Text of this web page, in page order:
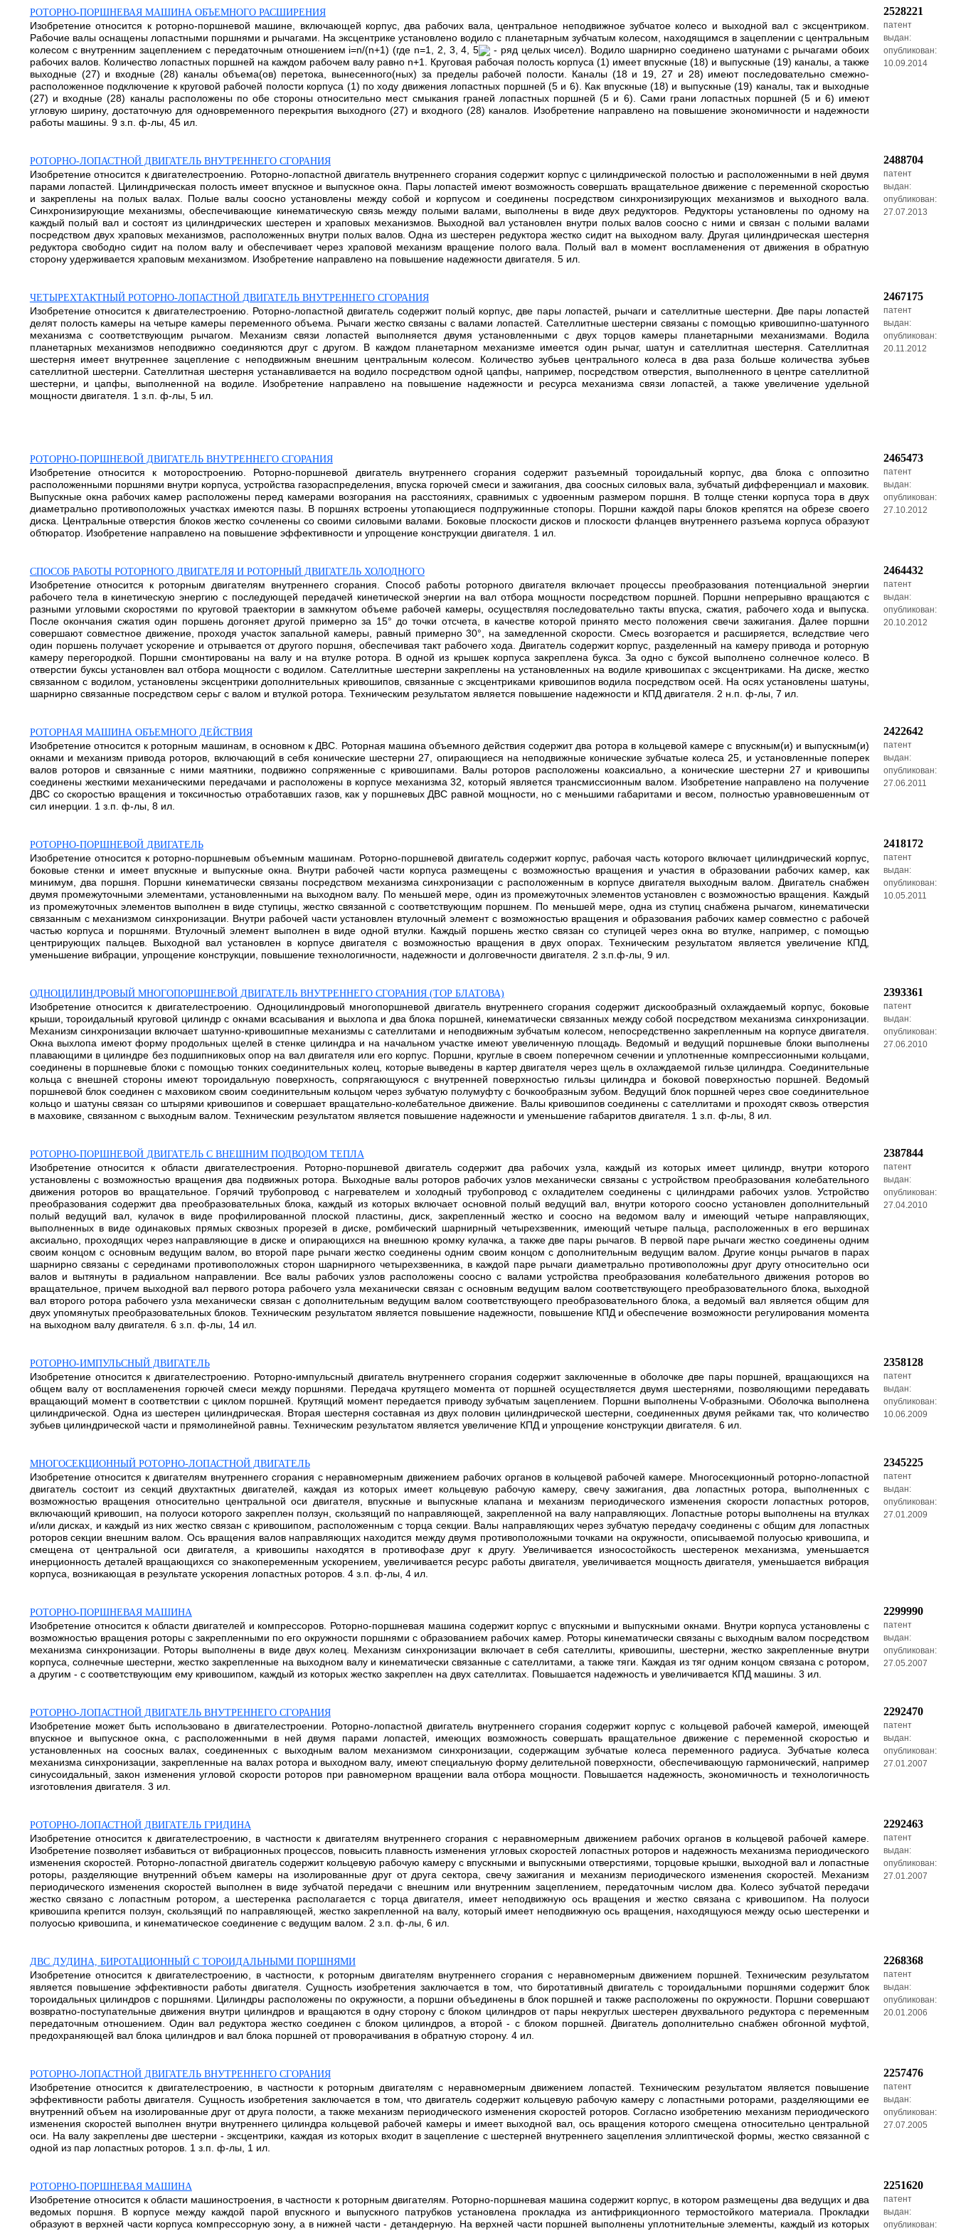
РОТОРНО-ПОРШНЕВАЯ МАШИНА ОБЪЕМНОГО РАСШИРЕНИЯ
Изобретение относится к роторно-поршневой машине, включающей корпус, два рабочих вала, центральное неподвижное зубчатое колесо и выходной вал с эксцентриком.
Рабочие валы оснащены лопастными поршнями и рычагами. На эксцентрике установлено водило с планетарным зубчатым колесом, находящимся в зацеплении с центральным
колесом с внутренним зацеплением с передаточным отношением i=n/(n+1) (где n=1, 2, 3, 4, 5
- ряд целых чисел). Водило шарнирно соединено шатунами с рычагами обоих
рабочих валов. Количество лопастных поршней на каждом рабочем валу равно n+1. Круговая рабочая полость корпуса (1) имеет впускные (18) и выпускные (19) каналы, а также
выходные (27) и входные (28) каналы объема(ов) перетока, вынесенного(ных) за пределы рабочей полости. Каналы (18 и 19, 27 и 28) имеют последовательно смежно-
расположенное подключение к круговой рабочей полости корпуса (1) по ходу движения лопастных поршней (5 и 6). Как впускные (18) и выпускные (19) каналы, так и выходные
(27) и входные (28) каналы расположены по обе стороны относительно мест смыкания граней лопастных поршней (5 и 6). Сами грани лопастных поршней (5 и 6) имеют
угловую ширину, достаточную для одновременного перекрытия выходного (27) и входного (28) каналов. Изобретение направлено на повышение экономичности и надежности
работы машины. 9 з.п. ф-лы, 45 ил.
2528221
патент
выдан:
опубликован:
10.09.2014
РОТОРНО-ЛОПАСТНОЙ ДВИГАТЕЛЬ ВНУТРЕННЕГО СГОРАНИЯ
Изобретение относится к двигателестроению. Роторно-лопастной двигатель внутреннего сгорания содержит корпус с цилиндрической полостью и расположенными в ней двумя
парами лопастей. Цилиндрическая полость имеет впускное и выпускное окна. Пары лопастей имеют возможность совершать вращательное движение с переменной скоростью
и закреплены на полых валах. Полые валы соосно установлены между собой и корпусом и соединены посредством синхронизирующих механизмов и выходного вала.
Синхронизирующие механизмы, обеспечивающие кинематическую связь между полыми валами, выполнены в виде двух редукторов. Редукторы установлены по одному на
каждый полый вал и состоят из цилиндрических шестерен и храповых механизмов. Выходной вал установлен внутри полых валов соосно с ними и связан с полыми валами
посредством двух храповых механизмов, расположенных внутри полых валов. Одна из шестерен редуктора жестко сидит на выходном валу. Другая цилиндрическая шестерня
редуктора свободно сидит на полом валу и обеспечивает через храповой механизм вращение полого вала. Полый вал в момент воспламенения от движения в обратную
сторону удерживается храповым механизмом. Изобретение направлено на повышение надежности двигателя. 5 ил.
2488704
патент
выдан:
опубликован:
27.07.2013
ЧЕТЫРЕХТАКТНЫЙ РОТОРНО-ЛОПАСТНОЙ ДВИГАТЕЛЬ ВНУТРЕННЕГО СГОРАНИЯ
Изобретение относится к двигателестроению. Роторно-лопастной двигатель содержит полый корпус, две пары лопастей, рычаги и сателлитные шестерни. Две пары лопастей
делят полость камеры на четыре камеры переменного объема. Рычаги жестко связаны с валами лопастей. Сателлитные шестерни связаны с помощью кривошипно-шатунного
механизма с соответствующим рычагом. Механизм связи лопастей выполняется двумя установленными с двух торцов камеры планетарными механизмами. Водила
планетарных механизмов неподвижно соединяются друг с другом. В каждом планетарном механизме имеется один рычаг, шатун и сателлитная шестерня. Сателлитная
шестерня имеет внутреннее зацепление с неподвижным внешним центральным колесом. Количество зубьев центрального колеса в два раза больше количества зубьев
сателлитной шестерни. Сателлитная шестерня устанавливается на водило посредством одной цапфы, например, посредством отверстия, выполненного в центре сателлитной
шестерни, и цапфы, выполненной на водиле. Изобретение направлено на повышение надежности и ресурса механизма связи лопастей, а также увеличение удельной
мощности двигателя. 1 з.п. ф-лы, 5 ил.
2467175
патент
выдан:
опубликован:
20.11.2012
РОТОРНО-ПОРШНЕВОЙ ДВИГАТЕЛЬ ВНУТРЕННЕГО СГОРАНИЯ
Изобретение относится к моторостроению. Роторно-поршневой двигатель внутреннего сгорания содержит разъемный тороидальный корпус, два блока с оппозитно
расположенными поршнями внутри корпуса, устройства газораспределения, впуска горючей смеси и зажигания, два соосных силовых вала, зубчатый дифференциал и маховик.
Выпускные окна рабочих камер расположены перед камерами возгорания на расстояниях, сравнимых с удвоенным размером поршня. В толще стенки корпуса тора в двух
диаметрально противоположных участках имеются пазы. В поршнях встроены утопающиеся подпружинные стопоры. Поршни каждой пары блоков крепятся на обрезе своего
диска. Центральные отверстия блоков жестко сочленены со своими силовыми валами. Боковые плоскости дисков и плоскости фланцев внутреннего разъема корпуса образуют
обтюратор. Изобретение направлено на повышение эффективности и упрощение конструкции двигателя. 1 ил.
2465473
патент
выдан:
опубликован:
27.10.2012
СПОСОБ РАБОТЫ РОТОРНОГО ДВИГАТЕЛЯ И РОТОРНЫЙ ДВИГАТЕЛЬ ХОЛОДНОГО
Изобретение относится к роторным двигателям внутреннего сгорания. Способ работы роторного двигателя включает процессы преобразования потенциальной энергии
рабочего тела в кинетическую энергию с последующей передачей кинетической энергии на вал отбора мощности посредством поршней. Поршни непрерывно вращаются с
разными угловыми скоростями по круговой траектории в замкнутом объеме рабочей камеры, осуществляя последовательно такты впуска, сжатия, рабочего хода и выпуска.
После окончания сжатия один поршень догоняет другой примерно за 15° до точки отсчета, в качестве которой принято место положения свечи зажигания. Далее поршни
совершают совместное движение, проходя участок запальной камеры, равный примерно 30°, на замедленной скорости. Смесь возгорается и расширяется, вследствие чего
один поршень получает ускорение и отрывается от другого поршня, обеспечивая такт рабочего хода. Двигатель содержит корпус, разделенный на камеру привода и роторную
камеру перегородкой. Поршни смонтированы на валу и на втулке ротора. В одной из крышек корпуса закреплена букса. За одно с буксой выполнено солнечное колесо. В
отверстии буксы установлен вал отбора мощности с водилом. Сателлитные шестерни закреплены на установленных на водиле кривошипах с эксцентриками. На диске, жестко
связанном с водилом, установлены эксцентрики дополнительных кривошипов, связанные с эксцентриками кривошипов водила посредством осей. На осях установлены шатуны,
шарнирно связанные посредством серьг с валом и втулкой ротора. Техническим результатом является повышение надежности и КПД двигателя. 2 н.п. ф-лы, 7 ил.
2464432
патент
выдан:
опубликован:
20.10.2012
РОТОРНАЯ МАШИНА ОБЪЕМНОГО ДЕЙСТВИЯ
Изобретение относится к роторным машинам, в основном к ДВС. Роторная машина объемного действия содержит два ротора в кольцевой камере с впускным(и) и выпускным(и)
окнами и механизм привода роторов, включающий в себя конические шестерни 27, опирающиеся на неподвижные конические зубчатые колеса 25, и установленные поперек
валов роторов и связанные с ними маятники, подвижно сопряженные с кривошипами. Валы роторов расположены коаксиально, а конические шестерни 27 и кривошипы
соединены жесткими механическими передачами и расположены в корпусе механизма 32, который является трансмиссионным валом. Изобретение направлено на получение
ДВС со скоростью вращения и токсичностью отработавших газов, как у поршневых ДВС равной мощности, но с меньшими габаритами и весом, полностью уравновешенным от
сил инерции. 1 з.п. ф-лы, 8 ил.
2422642
патент
выдан:
опубликован:
27.06.2011
РОТОРНО-ПОРШНЕВОЙ ДВИГАТЕЛЬ
Изобретение относится к роторно-поршневым объемным машинам. Роторно-поршневой двигатель содержит корпус, рабочая часть которого включает цилиндрический корпус,
боковые стенки и имеет впускные и выпускные окна. Внутри рабочей части корпуса размещены с возможностью вращения и участия в образовании рабочих камер, как
минимум, два поршня. Поршни кинематически связаны посредством механизма синхронизации с расположенным в корпусе двигателя выходным валом. Двигатель снабжен
двумя промежуточными элементами, установленными на выходном валу. По меньшей мере, один из промежуточных элементов установлен с возможностью вращения. Каждый
из промежуточных элементов выполнен в виде ступицы, жестко связанной с соответствующим поршнем. По меньшей мере, одна из ступиц снабжена рычагом, кинематически
связанным с механизмом синхронизации. Внутри рабочей части установлен втулочный элемент с возможностью вращения и образования рабочих камер совместно с рабочей
частью корпуса и поршнями. Втулочный элемент выполнен в виде одной втулки. Каждый поршень жестко связан со ступицей через окна во втулке, например, с помощью
центрирующих пальцев. Выходной вал установлен в корпусе двигателя с возможностью вращения в двух опорах. Техническим результатом является увеличение КПД,
уменьшение вибрации, упрощение конструкции, повышение технологичности, надежности и долговечности двигателя. 2 з.п.ф-лы, 9 ил.
2418172
патент
выдан:
опубликован:
10.05.2011
ОДНОЦИЛИНДРОВЫЙ МНОГОПОРШНЕВОЙ ДВИГАТЕЛЬ ВНУТРЕННЕГО СГОРАНИЯ (ТОР БЛАТОВА)
Изобретение относится к двигателестроению. Одноцилиндровый многопоршневой двигатель внутреннего сгорания содержит дискообразный охлаждаемый корпус, боковые
крыши, тороидальный круговой цилиндр с окнами всасывания и выхлопа и два блока поршней, кинематически связанных между собой посредством механизма синхронизации.
Механизм синхронизации включает шатунно-кривошипные механизмы с сателлитами и неподвижным зубчатым колесом, непосредственно закрепленным на корпусе двигателя.
Окна выхлопа имеют форму продольных щелей в стенке цилиндра и на начальном участке имеют увеличенную площадь. Ведомый и ведущий поршневые блоки выполнены
плавающими в цилиндре без подшипниковых опор на вал двигателя или его корпус. Поршни, круглые в своем поперечном сечении и уплотненные компрессионными кольцами,
соединены в поршневые блоки с помощью тонких соединительных колец, которые выведены в картер двигателя через щель в охлаждаемой гильзе цилиндра. Соединительные
кольца с внешней стороны имеют тороидальную поверхность, сопрягающуюся с внутренней поверхностью гильзы цилиндра и боковой поверхностью поршней. Ведомый
поршневой блок соединен с маховиком своим соединительным кольцом через зубчатую полумуфту с бочкообразным зубом. Ведущий блок поршней через свое соединительное
кольцо и шатуны связан со штырями кривошипов и совершает вращательно-колебательное движение. Валы кривошипов соединены с сателлитами и проходят сквозь отверстия
в маховике, связанном с выходным валом. Техническим результатом является повышение надежности и уменьшение габаритов двигателя. 1 з.п. ф-лы, 8 ил.
2393361
патент
выдан:
опубликован:
27.06.2010
РОТОРНО-ПОРШНЕВОЙ ДВИГАТЕЛЬ С ВНЕШНИМ ПОДВОДОМ ТЕПЛА
Изобретение относится к области двигателестроения. Роторно-поршневой двигатель содержит два рабочих узла, каждый из которых имеет цилиндр, внутри которого
установлены с возможностью вращения два подвижных ротора. Выходные валы роторов рабочих узлов механически связаны с устройством преобразования колебательного
движения роторов во вращательное. Горячий трубопровод с нагревателем и холодный трубопровод с охладителем соединены с цилиндрами рабочих узлов. Устройство
преобразования содержит два преобразовательных блока, каждый из которых включает основной полый ведущий вал, внутри которого соосно установлен дополнительный
полый ведущий вал, кулачок в виде профилированной плоской пластины, диск, закрепленный жестко и соосно на ведомом валу и имеющий четыре направляющих,
выполненных в виде одинаковых прямых сквозных прорезей в диске, ромбический шарнирный четырехзвенник, имеющий четыре пальца, расположенных в его вершинах
аксиально, проходящих через направляющие в диске и опирающихся на внешнюю кромку кулачка, а также две пары рычагов. В первой паре рычаги жестко соединены одним
своим концом с основным ведущим валом, во второй паре рычаги жестко соединены одним своим концом с дополнительным ведущим валом. Другие концы рычагов в парах
шарнирно связаны с серединами противоположных сторон шарнирного четырехзвенника, в каждой паре рычаги диаметрально противоположны друг другу относительно оси
валов и вытянуты в радиальном направлении. Все валы рабочих узлов расположены соосно с валами устройства преобразования колебательного движения роторов во
вращательное, причем выходной вал первого ротора рабочего узла механически связан с основным ведущим валом соответствующего преобразовательного блока, выходной
вал второго ротора рабочего узла механически связан с дополнительным ведущим валом соответствующего преобразовательного блока, а ведомый вал является общим для
двух упомянутых преобразовательных блоков. Техническим результатом является повышение надежности, повышение КПД и обеспечение возможности регулирования момента
на выходном валу двигателя. 6 з.п. ф-лы, 14 ил.
2387844
патент
выдан:
опубликован:
27.04.2010
РОТОРНО-ИМПУЛЬСНЫЙ ДВИГАТЕЛЬ
Изобретение относится к двигателестроению. Роторно-импульсный двигатель внутреннего сгорания содержит заключенные в оболочке две пары поршней, вращающихся на
общем валу от воспламенения горючей смеси между поршнями. Передача крутящего момента от поршней осуществляется двумя шестернями, позволяющими передавать
вращающий момент в соответствии с циклом поршней. Крутящий момент передается приводу зубчатым зацеплением. Поршни выполнены V-образными. Оболочка выполнена
цилиндрической. Одна из шестерен цилиндрическая. Вторая шестерня составная из двух половин цилиндрической шестерни, соединенных двумя рейками так, что количество
зубьев цилиндрической части и прямолинейной равны. Техническим результатом является увеличение КПД и упрощение конструкции двигателя. 6 ил.
2358128
патент
выдан:
опубликован:
10.06.2009
МНОГОСЕКЦИОННЫЙ РОТОРНО-ЛОПАСТНОЙ ДВИГАТЕЛЬ
Изобретение относится к двигателям внутреннего сгорания с неравномерным движением рабочих органов в кольцевой рабочей камере. Многосекционный роторно-лопастной
двигатель состоит из секций двухтактных двигателей, каждая из которых имеет кольцевую рабочую камеру, свечу зажигания, два лопастных ротора, выполненных с
возможностью вращения относительно центральной оси двигателя, впускные и выпускные клапана и механизм периодического изменения скорости лопастных роторов,
включающий кривошип, на полуоси которого закреплен ползун, скользящий по направляющей, закрепленной на валу направляющих. Лопастные роторы выполнены на втулках
и/или дисках, и каждый из них жестко связан с кривошипом, расположенным с торца секции. Валы направляющих через зубчатую передачу соединены с общим для лопастных
роторов секции внешним валом. Ось вращения валов направляющих находится между двумя противоположными точками на окружности, описываемой полуосью кривошипа, и
смещена от центральной оси двигателя, а кривошипы находятся в противофазе друг к другу. Увеличивается износостойкость шестеренок механизма, уменьшается
инерционность деталей вращающихся со знакопеременным ускорением, увеличивается ресурс работы двигателя, увеличивается мощность двигателя, уменьшается вибрация
корпуса, возникающая в результате ускорения лопастных роторов. 4 з.п. ф-лы, 4 ил.
2345225
патент
выдан:
опубликован:
27.01.2009
РОТОРНО-ПОРШНЕВАЯ МАШИНА
Изобретение относится к области двигателей и компрессоров. Роторно-поршневая машина содержит корпус с впускными и выпускными окнами. Внутри корпуса установлены с
возможностью вращения роторы с закрепленными по его окружности поршнями с образованием рабочих камер. Роторы кинематически связаны с выходным валом посредством
механизма синхронизации. Роторы выполнены в виде двух колец. Механизм синхронизации включает в себя сателлиты, кривошипы, шестерни, жестко закрепленные внутри
корпуса, солнечные шестерни, жестко закрепленные на выходном валу и кинематически связанные с сателлитами, а также тяги. Каждая из тяг одним концом связана с ротором,
а другим - с соответствующим ему кривошипом, каждый из которых жестко закреплен на двух сателлитах. Повышается надежность и увеличивается КПД машины. 3 ил.
2299990
патент
выдан:
опубликован:
27.05.2007
РОТОРНО-ЛОПАСТНОЙ ДВИГАТЕЛЬ ВНУТРЕННЕГО СГОРАНИЯ
Изобретение может быть использовано в двигателестроении. Роторно-лопастной двигатель внутреннего сгорания содержит корпус с кольцевой рабочей камерой, имеющей
впускное и выпускное окна, с расположенными в ней двумя парами лопастей, имеющих возможность совершать вращательное движение с переменной скоростью и
установленных на соосных валах, соединенных с выходным валом механизмом синхронизации, содержащим зубчатые колеса переменного радиуса. Зубчатые колеса
механизма синхронизации, закрепленные на валах ротора и выходном валу, имеют специальную форму делительной поверхности, обеспечивающую гармонический, например
синусоидальный, закон изменения угловой скорости роторов при равномерном вращении вала отбора мощности. Повышается надежность, экономичность и технологичность
изготовления двигателя. 3 ил.
2292470
патент
выдан:
опубликован:
27.01.2007
РОТОРНО-ЛОПАСТНОЙ ДВИГАТЕЛЬ ГРИДИНА
Изобретение относится к двигателестроению, в частности к двигателям внутреннего сгорания с неравномерным движением рабочих органов в кольцевой рабочей камере.
Изобретение позволяет избавиться от вибрационных процессов, повысить плавность изменения угловых скоростей лопастных роторов и надежность механизма периодического
изменения скоростей. Роторно-лопастной двигатель содержит кольцевую рабочую камеру с впускными и выпускными отверстиями, торцовые крышки, выходной вал и лопастные
роторы, разделяющие внутренний объем камеры на изолированные друг от друга сектора, свечу зажигания и механизм периодического изменения скоростей. Механизм
периодического изменения скоростей выполнен в виде зубчатой передачи с внешним или внутренним зацеплением, передаточным числом два. Колесо зубчатой передачи
жестко связано с лопастным ротором, а шестеренка располагается с торца двигателя, имеет неподвижную ось вращения и жестко связана с кривошипом. На полуоси
кривошипа крепится ползун, скользящий по направляющей, жестко закрепленной на валу, который имеет неподвижную ось вращения, находящуюся между осью шестеренки и
полуосью кривошипа, и кинематическое соединение с ведущим валом. 2 з.п. ф-лы, 6 ил.
2292463
патент
выдан:
опубликован:
27.01.2007
ДВС ДУДИНА, БИРОТАЦИОННЫЙ С ТОРОИДАЛЬНЫМИ ПОРШНЯМИ
Изобретение относится к двигателестроению, в частности, к роторным двигателям внутреннего сгорания с неравномерным движением поршней. Техническим результатом
является повышение эффективности работы двигателя. Сущность изобретения заключается в том, что биротативный двигатель с тороидальными поршнями содержит блок
тороидальных цилиндров с поршнями. Цилиндры расположены по окружности, а поршни объединены в блок поршней и также расположены по окружности. Поршни совершают
возвратно-поступательные движения внутри цилиндров и вращаются в одну сторону с блоком цилиндров от пары некруглых шестерен двухвального редуктора с переменным
передаточным отношением. Один вал редуктора жестко соединен с блоком цилиндров, а второй - с блоком поршней. Двигатель дополнительно снабжен обгонной муфтой,
предохраняющей вал блока цилиндров и вал блока поршней от проворачивания в обратную сторону. 4 ил.
2268368
патент
выдан:
опубликован:
20.01.2006
РОТОРНО-ЛОПАСТНОЙ ДВИГАТЕЛЬ ВНУТРЕННЕГО СГОРАНИЯ
Изобретение относится к двигателестроению, в частности к роторным двигателям с неравномерным движением лопастей. Техническим результатом является повышение
эффективности работы двигателя. Сущность изобретения заключается в том, что двигатель содержит кольцевую рабочую камеру с лопастными роторами, разделяющими ее
внутренний объем на изолированные друг от друга полости, а также механизм периодического изменения скоростей роторов. Согласно изобретению механизм периодического
изменения скоростей выполнен внутри внутреннего цилиндра кольцевой рабочей камеры и имеет выходной вал, ось вращения которого смещена относительно центральной
оси. На валу закреплены две шестерни - эксцентрики, каждая из которых входит в зацепление с шестерней внутреннего зацепления эллиптической формы, жестко связанной с
одной из пар лопастных роторов. 1 з.п. ф-лы, 1 ил.
2257476
патент
выдан:
опубликован:
27.07.2005
РОТОРНО-ПОРШНЕВАЯ МАШИНА
Изобретение относится к области машиностроения, в частности к роторным двигателям. Роторно-поршневая машина содержит корпус, в котором размещены два ведущих и два
ведомых поршня. В корпусе между каждой парой впускного и выпускного патрубков установлена прокладка из антифрикционного термостойкого материала. Прокладки
образуют в верхней части корпуса компрессорную зону, а в нижней части - детандерную. На верхней части поршней выполнены уплотнительные элементы, каждый из которых
2251620
патент
выдан:
опубликован: